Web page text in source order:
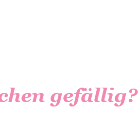
gefällig?